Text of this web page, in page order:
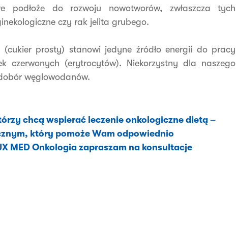
podłoże do rozwoju nowotworów, zwłaszcza tych
czy rak jelita grubego.
prosty) stanowi jedyne źródło energii do pracy
czerwonych (erytrocytów). Niekorzystny dla naszego
węglowodanów.
chcą wspierać leczenie onkologiczne dietą –
który pomoże Wam odpowiednio
MED Onkologia zapraszam na konsultacje